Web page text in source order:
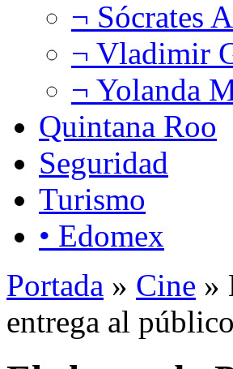
¬ Sócrates
¬ Vladimir
¬ Yolanda
Quintana Roo
Seguridad
Turismo
• Edomex
Portada » Cine »
entrega al